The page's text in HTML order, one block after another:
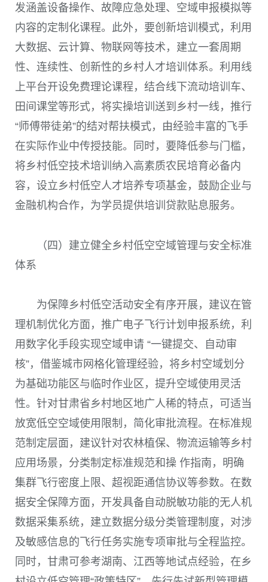
发涵盖设备操作、故障应急处理、空域申报模拟等
内容的定制化课程。此外，要创新培训模式，利用
大数据、云计算、物联网等技术，建立一套周期
性、连续性、创新性的乡村人才培训体系。利用线
上平台开设免费理论课程，结合线下流动培训车、
田间课堂等形式，将实操培训送到乡村一线，推行
“师傅带徒弟”的结对帮扶模式，由经验丰富的飞手
在实际作业中传授技能。同时，要降低参与门槛，
将乡村低空技术培训纳入高素质农民培育必备内
容，设立乡村低空人才培养专项基金，鼓励企业与
金融机构合作，为学员提供培训贷款贴息服务。
（四）建立健全乡村低空空域管理与安全标准
体系
为保障乡村低空活动安全有序开展，建议在管
理机制优化方面，推广电子飞行计划申报系统，利
用数字化手段实现空域申请 “一键提交、自动审
核”，借鉴城市网格化管理经验，将乡村空域划分
为基础功能区与临时作业区，提升空域使用灵活
性。针对甘肃省乡村地区地广人稀的特点，可适当
放宽低空空域使用限制，简化审批流程。在标准规
范制定层面，建议针对农林植保、物流运输等乡村
应用场景，分类制定标准规范和操 作指南，明确
集群飞行密度上限、超视距通信协议等参数。在数
据安全保障方面，开发具备自动脱敏功能的无人机
数据采集系统，建立数据分级分类管理制度，对涉
及敏感信息的飞行任务实施专项审批与全程监控。
同时，甘肃可参考湖南、江西等地试点经验，在乡